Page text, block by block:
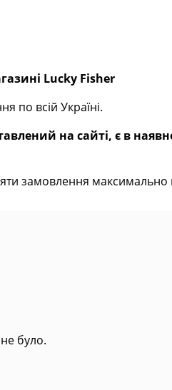
Lucky Fisher
по всій Україні.
на сайті, є в
замовлення
було.